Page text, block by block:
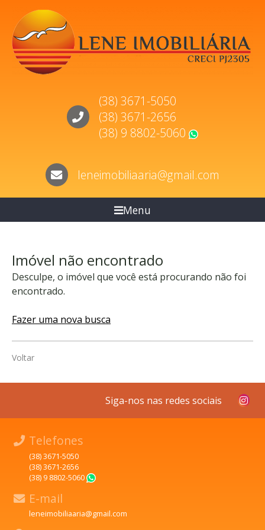
(38) 3671-5050
(38) 3671-2656
(38) 9 8802-5060
leneimobiliaaria@gmail.com
Menu
Imóvel não encontrado
Desculpe, o imóvel que você está procurando não foi
encontrado.
Fazer uma nova busca
Voltar
Siga-nos nas redes sociais
Telefones
(38) 3671-5050
(38) 3671-2656
(38) 9 8802-5060
E-mail
leneimobiliaaria@gmail.com